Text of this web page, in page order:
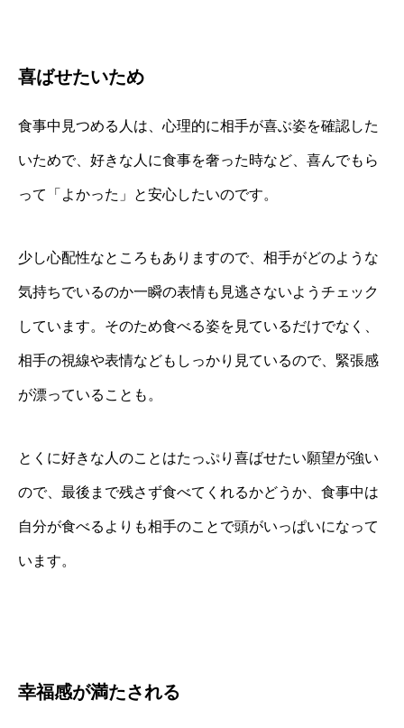
喜ばせたいため
食事中見つめる人は、心理的に相手が喜ぶ姿を確認した
いためで、好きな人に食事を奢った時など、喜んでもら
って「よかった」と安心したいのです。
少し心配性なところもありますので、相手がどのような
気持ちでいるのか一瞬の表情も見逃さないようチェック
しています。そのため食べる姿を見ているだけでなく、
相手の視線や表情などもしっかり見ているので、緊張感
が漂っていることも。
とくに好きな人のことはたっぷり喜ばせたい願望が強い
ので、最後まで残さず食べてくれるかどうか、食事中は
自分が食べるよりも相手のことで頭がいっぱいになって
います。
幸福感が満たされる